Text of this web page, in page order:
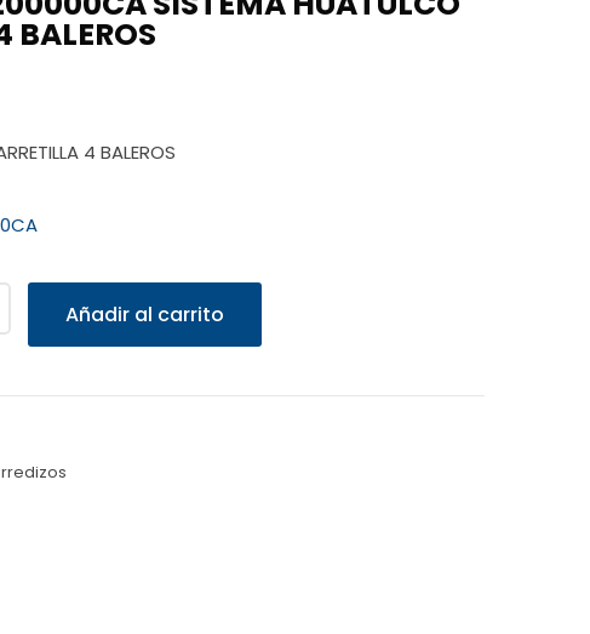
BALEROS
4 BALEROS
Añadir al carrito